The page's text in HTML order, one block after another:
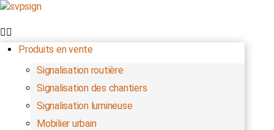
Produits en vente
Signalisation routière
Signalisation des chantiers
Signalisation lumineuse
Mobilier urbain